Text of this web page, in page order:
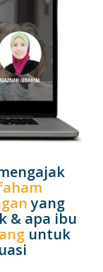
yang
& apa ibu
untuk